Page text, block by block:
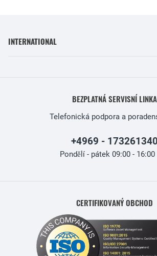
INTERNATIONAL
BEZPLATNÁ SERVISNÍ LINKA
Telefonická podpora a
+4969 - 173261340
Pondělí - pátek 09:00 - 16:00
CERTIFIKOVANÝ OBCHOD